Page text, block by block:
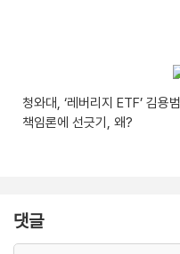
청와대, ‘레버리지 ETF’ 김용범
책임론에 선긋기, 왜?
댓글